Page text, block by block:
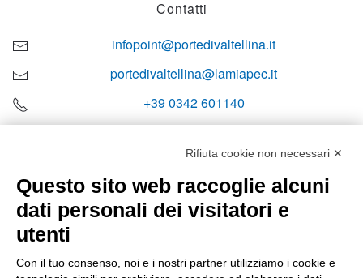
Contatti
infopoint@portedivaltellina.it
portedivaltellina@lamiapec.it
+39 0342 601140
Orari di apertura
Rifiuta cookie non necessari ✕
Questo sito web raccoglie alcuni
dati personali dei visitatori e
utenti
Con il tuo consenso, noi e i nostri partner utilizziamo i cookie e